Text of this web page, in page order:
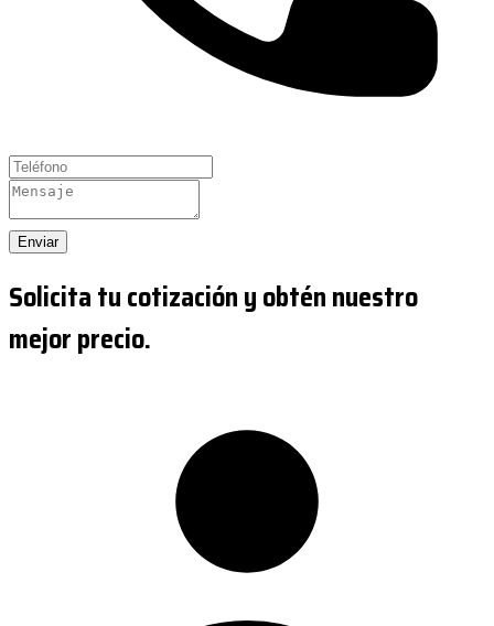
Enviar
Solicita tu cotización y obtén nuestro
mejor precio.